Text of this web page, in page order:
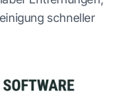
schneller